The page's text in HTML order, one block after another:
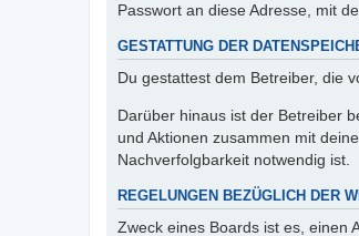
Passwort an diese Adresse, mit
GESTATTUNG DER
Du gestattest dem Betreiber, die
Darüber hinaus ist der Betreiber
und Aktionen zusammen mit
Nachverfolgbarkeit notwendig ist.
REGELUNGEN BEZÜGLICH DER
Zweck eines Boards ist es, einen